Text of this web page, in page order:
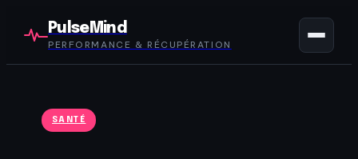
PulseMind
PERFORMANCE & RÉCUPÉRATION
SANTÉ